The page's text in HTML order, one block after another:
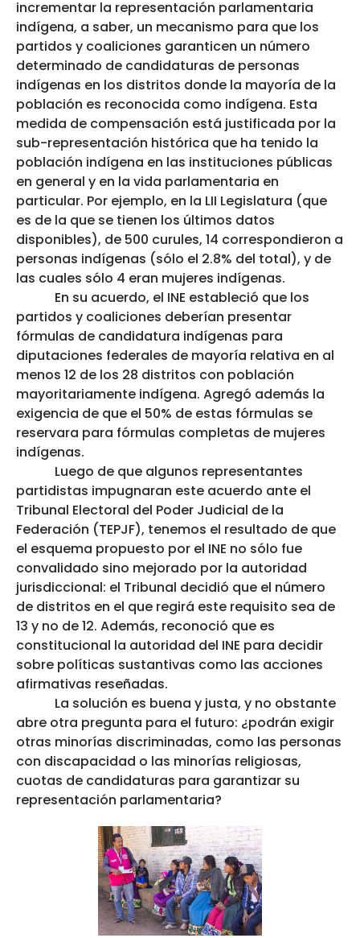
incrementar la representación parlamentaria
indígena, a saber, un mecanismo para que los
partidos y coaliciones garanticen un número
determinado de candidaturas de personas
indígenas en los distritos donde la mayoría de la
población es reconocida como indígena. Esta
medida de compensación está justificada por la
sub-representación histórica que ha tenido la
población indígena en las instituciones públicas
en general y en la vida parlamentaria en
particular. Por ejemplo, en la LII Legislatura (que
es de la que se tienen los últimos datos
disponibles), de 500 curules, 14 correspondieron a
personas indígenas (sólo el 2.8% del total), y de
las cuales sólo 4 eran mujeres indígenas.
En su acuerdo, el INE estableció que los
partidos y coaliciones deberían presentar
fórmulas de candidatura indígenas para
diputaciones federales de mayoría relativa en al
menos 12 de los 28 distritos con población
mayoritariamente indígena. Agregó además la
exigencia de que el 50% de estas fórmulas se
reservara para fórmulas completas de mujeres
indígenas.
Luego de que algunos representantes
partidistas impugnaran este acuerdo ante el
Tribunal Electoral del Poder Judicial de la
Federación (TEPJF), tenemos el resultado de que
el esquema propuesto por el INE no sólo fue
convalidado sino mejorado por la autoridad
jurisdiccional: el Tribunal decidió que el número
de distritos en el que regirá este requisito sea de
13 y no de 12. Además, reconoció que es
constitucional la autoridad del INE para decidir
sobre políticas sustantivas como las acciones
afirmativas reseñadas.
La solución es buena y justa, y no obstante
abre otra pregunta para el futuro: ¿podrán exigir
otras minorías discriminadas, como las personas
con discapacidad o las minorías religiosas,
cuotas de candidaturas para garantizar su
representación parlamentaria?